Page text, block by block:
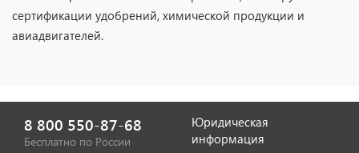
Отзыв от представителя ИП
"Диана Тенникова".
сертификации удобрений, химической продукции и
авиадвигателей.
8 800 550-87-68
Бесплатно по России
Юридическая
информация